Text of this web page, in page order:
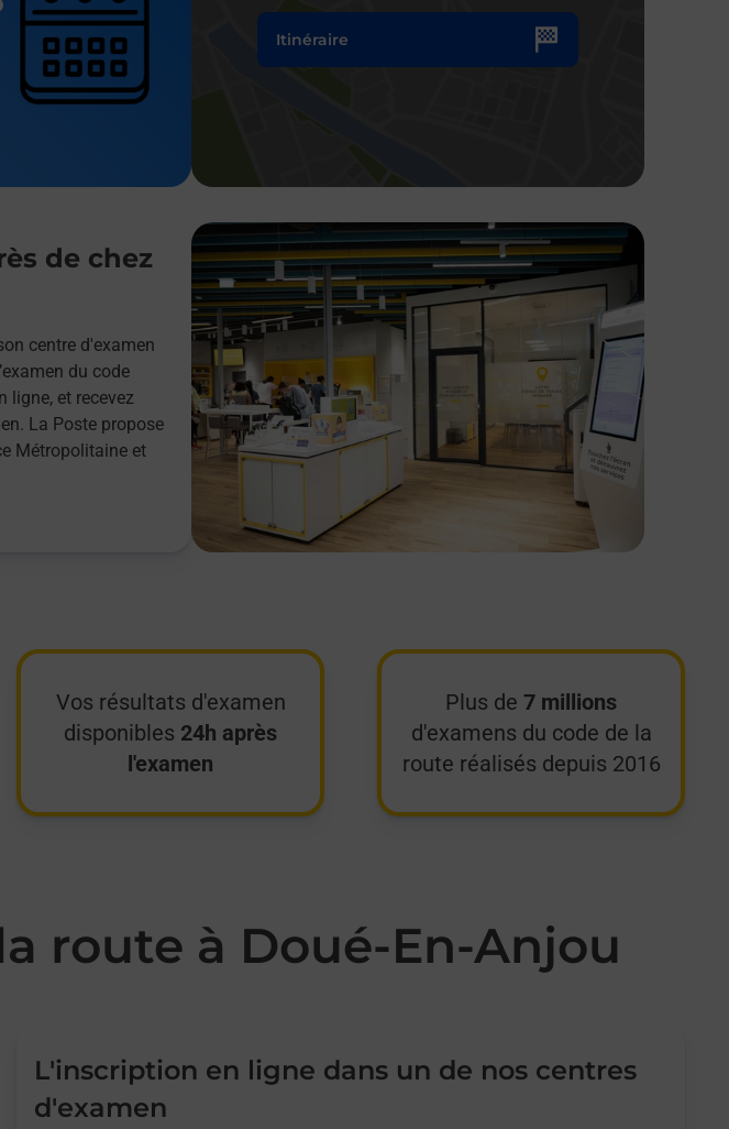
Itinéraire
de chez
centre d'examen
du code
ligne, et recevez
La Poste propose
Métropolitaine et
Vos résultats d'examen
disponibles 24h après
l'examen
Plus de 7 millions
d'examens du code de la
route réalisés depuis 2016
route à Doué-En-Anjou
L'inscription en ligne dans un de nos centres
d'examen